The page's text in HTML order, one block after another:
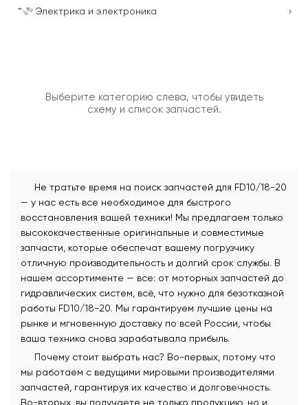
Электрика и электроника ›
Выберите категорию слева, чтобы увидеть
схему и список запчастей.
Не тратьте время на поиск запчастей для FD10/18-20
— у нас есть все необходимое для быстрого
восстановления вашей техники! Мы предлагаем только
высококачественные оригинальные и совместимые
запчасти, которые обеспечат вашему погрузчику
отличную производительность и долгий срок службы. В
нашем ассортименте — все: от моторных запчастей до
гидравлических систем, всё, что нужно для безотказной
работы FD10/18-20. Мы гарантируем лучшие цены на
рынке и мгновенную доставку по всей России, чтобы
ваша техника снова зарабатывала прибыль.
Почему стоит выбрать нас? Во-первых, потому что
мы работаем с ведущими мировыми производителями
запчастей, гарантируя их качество и долговечность.
Во-вторых, вы получаете не только продукцию, но и